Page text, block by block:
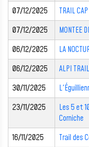
07/12/2025
TRAIL
07/12/2025
MONTEE
06/12/2025
LA
06/12/2025
ALPI
30/11/2025
23/11/2025
Les 5 et
Corniche
16/11/2025
Trail des